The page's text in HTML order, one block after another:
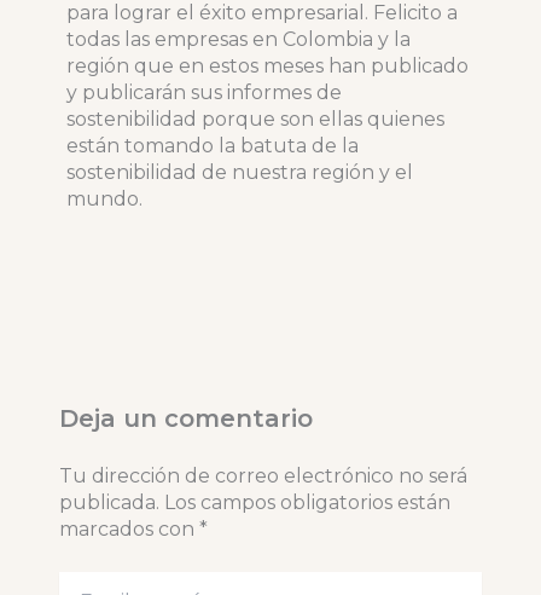
para lograr el éxito empresarial. Felicito a
todas las empresas en Colombia y la
región que en estos meses han publicado
y publicarán sus informes de
sostenibilidad porque son ellas quienes
están tomando la batuta de la
sostenibilidad de nuestra región y el
mundo.
Deja un comentario
Tu dirección de correo electrónico no será
publicada. Los campos obligatorios están
marcados con *